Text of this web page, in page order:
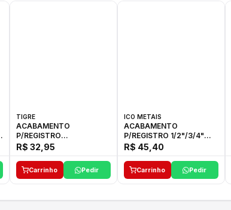
TIGRE
ACABAMENTO
P/REGISTRO
1/2"-3/4"-1"ELLA CROSS
R$ 32,95
Carrinho Pedir
ICO METAIS
ACABAMENTO
P/REGISTRO 1/2"/3/4"
1416 ACB 33 E ICO
R$ 45,40
Carrinho Pedir